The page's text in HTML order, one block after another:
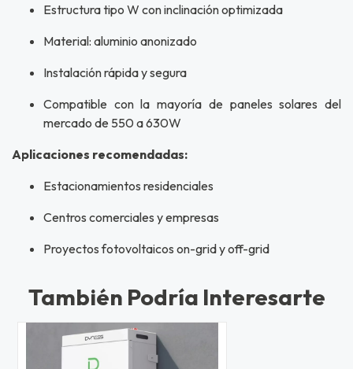
Estructura tipo W con inclinación optimizada
Material: aluminio anonizado
Instalación rápida y segura
Compatible con la mayoría de paneles solares del
mercado de 550 a 630W
Aplicaciones recomendadas:
Estacionamientos residenciales
Centros comerciales y empresas
Proyectos fotovoltaicos on-grid y off-grid
También Podría Interesarte